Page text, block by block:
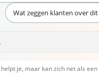
Wat zeggen klanten over
je, maar kan zich net als